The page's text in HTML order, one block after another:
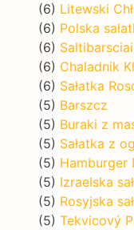
(6) Litewski
(6) Polska
(6) Saltibarsciai
(6) Chaladnik
(6) Sałatka
(5) Barszcz
(5) Buraki z
(5) Sałatka z
(5) Hamburger
(5) Izraelska
(5) Rosyjska
(5) Tekvicový